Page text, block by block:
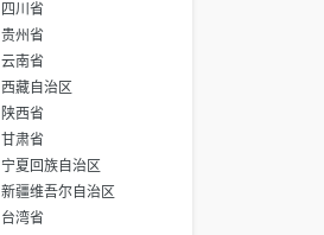
四川省
贵州省
云南省
西藏自治区
陕西省
甘肃省
宁夏回族自治区
新疆维吾尔自治区
台湾省